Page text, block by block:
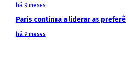
há 9 meses
Paris continua a liderar as
há 9 meses